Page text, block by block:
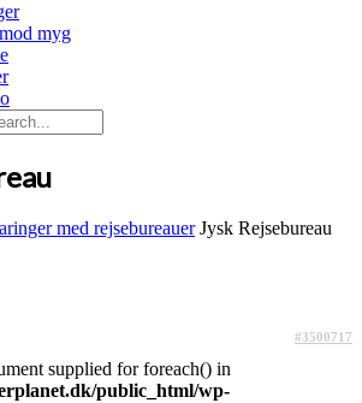
myg
med rejsebureauer Jysk Rejsebureau
#3500717
supplied for foreach() in
public_html/wp-